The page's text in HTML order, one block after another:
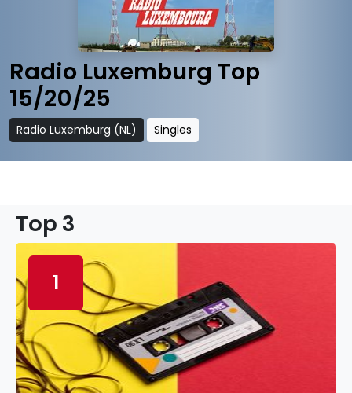
Radio Luxemburg Top
15/20/25
Radio Luxemburg (NL) Singles
Top 3
1